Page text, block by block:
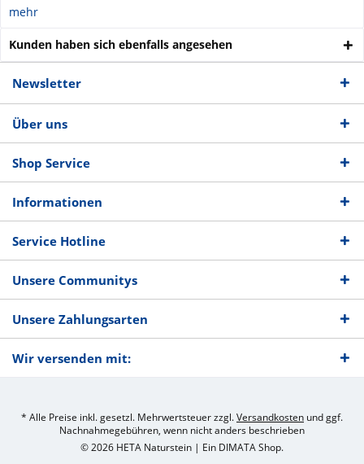
mehr
Kunden haben sich ebenfalls angesehen
Newsletter
Über uns
Shop Service
Informationen
Service Hotline
Unsere Communitys
Unsere Zahlungsarten
Wir versenden mit:
* Alle Preise inkl. gesetzl. Mehrwertsteuer zzgl.Versandkosten und ggf.
Nachnahmegebühren, wenn nicht anders beschrieben
© 2026 HETA Naturstein | Ein DIMATAShop.